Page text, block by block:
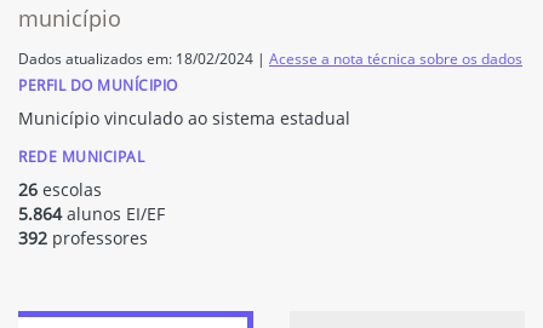
município
Dados atualizados em: 18/02/2024 | Acesse a nota técnica sobre os dados
PERFIL DO MUNÍCIPIO
Município vinculado ao sistema estadual
REDE MUNICIPAL
26 escolas
5.864alunos EI/EF
392 professores